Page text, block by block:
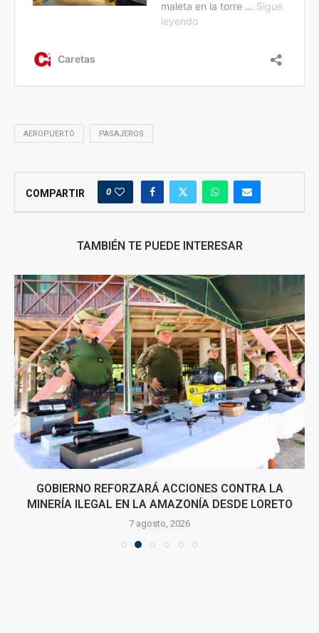
AEROPUERTO PASAJEROS
COMPARTIR 0
TAMBIÉN TE PUEDE INTERESAR
GOBIERNO REFORZARÁ ACCIONES CONTRA LA
MINERÍA ILEGAL EN LA AMAZONÍA DESDE LORETO
7 agosto, 2026